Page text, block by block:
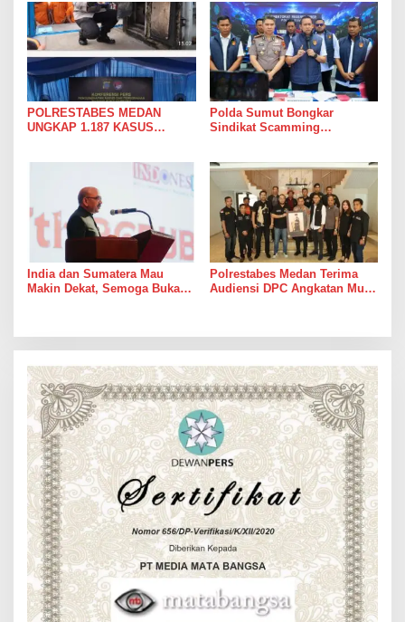
POLRESTABES MEDAN
UNGKAP 1.187 KASUS
KILOGRAM BARANG BUKTI
Polda Sumut Bongkar
Sindikat Scamming
Miliar
India dan Sumatera Mau
Makin Dekat, Semoga Bukan
Polrestabes Medan Terima
Audiensi DPC Angkatan Muda